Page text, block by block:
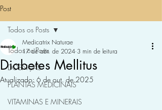
Post
Todos os Posts
DOENÇAS
PLANTAS MEDICINAIS
VITAMINAS E MINERAIS
Todos os Posts
Diabetes Mellitus
Medicatrix Naturae
17 de abr. de 2024 3 min de leitura
Atualizado: 6 de out. de 2025